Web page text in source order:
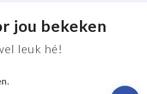
jou bekeken
leuk hé!